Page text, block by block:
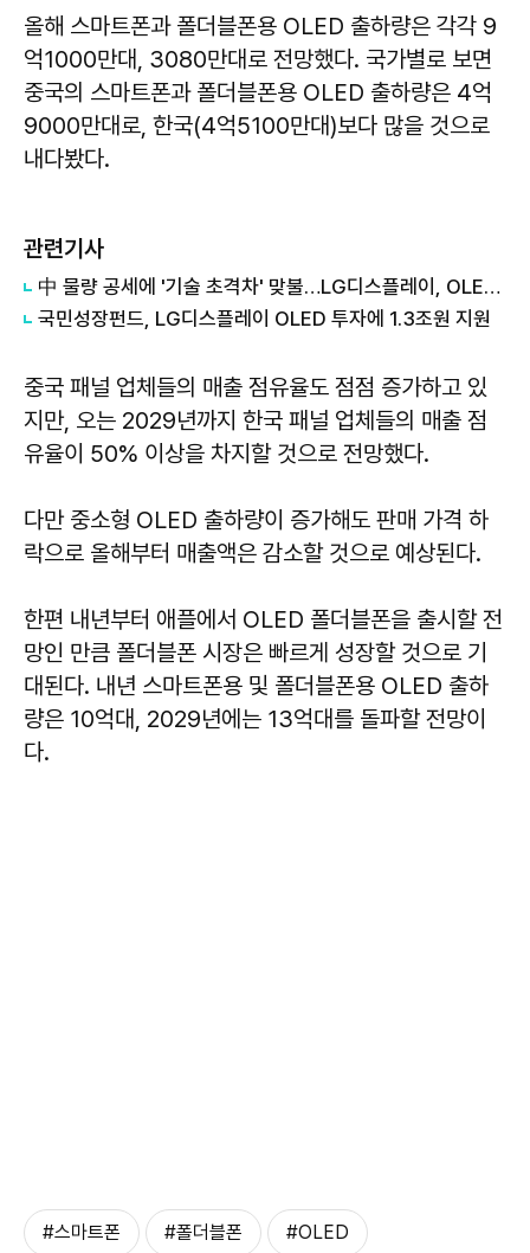
올해 스마트폰과 폴더블폰용 OLED 출하량은 각각 9
억1000만대, 3080만대로 전망했다. 국가별로 보면
중국의 스마트폰과 폴더블폰용 OLED 출하량은 4억
9000만대로, 한국(4억5100만대)보다 많을 것으로
내다봤다.
관련기사
中 물량 공세에 '기술 초격차' 맞불…LG디스플레이, OLED에 3조 투자 결단
국민성장펀드, LG디스플레이 OLED 투자에 1.3조원 지원
중국 패널 업체들의 매출 점유율도 점점 증가하고 있
지만, 오는 2029년까지 한국 패널 업체들의 매출 점
유율이 50% 이상을 차지할 것으로 전망했다.
다만 중소형 OLED 출하량이 증가해도 판매 가격 하
락으로 올해부터 매출액은 감소할 것으로 예상된다.
한편 내년부터 애플에서 OLED 폴더블폰을 출시할 전
망인 만큼 폴더블폰 시장은 빠르게 성장할 것으로 기
대된다. 내년 스마트폰용 및 폴더블폰용 OLED 출하
량은 10억대, 2029년에는 13억대를 돌파할 전망이
다.
#스마트폰 #폴더블폰 #OLED